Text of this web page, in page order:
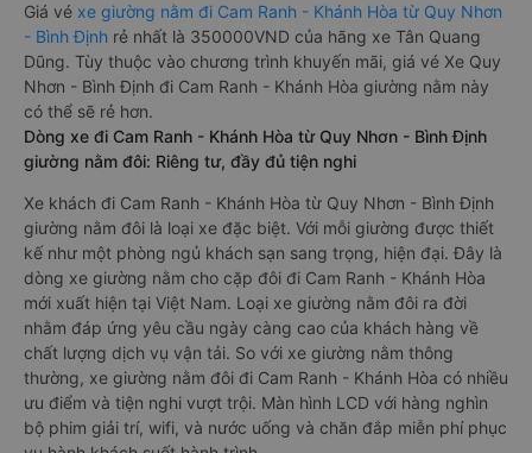
Giá vé xe giường nằm đi Cam Ranh - Khánh Hòa từ Quy Nhơn
- Bình Định rẻ nhất là 350000VND của hãng xe Tân Quang
Dũng. Tùy thuộc vào chương trình khuyến mãi, giá vé Xe Quy
Nhơn - Bình Định đi Cam Ranh - Khánh Hòa giường nằm này
có thể sẽ rẻ hơn.
Dòng xe đi Cam Ranh - Khánh Hòa từ Quy Nhơn - Bình Định
giường nằm đôi: Riêng tư, đầy đủ tiện nghi
Xe khách đi Cam Ranh - Khánh Hòa từ Quy Nhơn - Bình Định
giường nằm đôi là loại xe đặc biệt. Với mỗi giường được thiết
kế như một phòng ngủ khách sạn sang trọng, hiện đại. Đây là
dòng xe giường nằm cho cặp đôi đi Cam Ranh - Khánh Hòa
mới xuất hiện tại Việt Nam. Loại xe giường nằm đôi ra đời
nhằm đáp ứng yêu cầu ngày càng cao của khách hàng về
chất lượng dịch vụ vận tải. So với xe giường nằm thông
thường, xe giường nằm đôi đi Cam Ranh - Khánh Hòa có nhiều
ưu điểm và tiện nghi vượt trội. Màn hình LCD với hàng nghìn
bộ phim giải trí, wifi, và nước uống và chăn đắp miễn phí phục